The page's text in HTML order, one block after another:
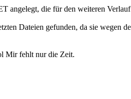
angelegt, die für den weiteren
Dateien gefunden, da sie wegen
Mir fehlt nur die Zeit.